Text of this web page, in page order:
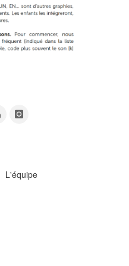
L'équipe